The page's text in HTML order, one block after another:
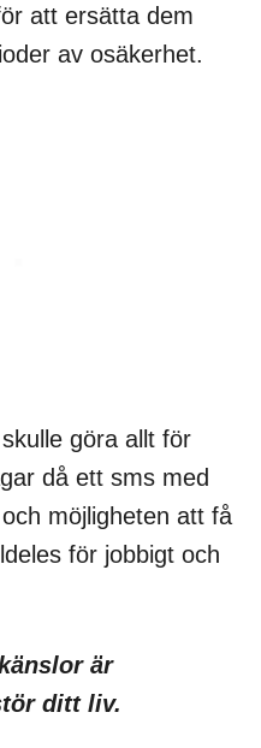
att ersätta dem
av osäkerhet.
göra allt för
då ett sms med
möjligheten att få
för jobbigt och
är
ditt liv.